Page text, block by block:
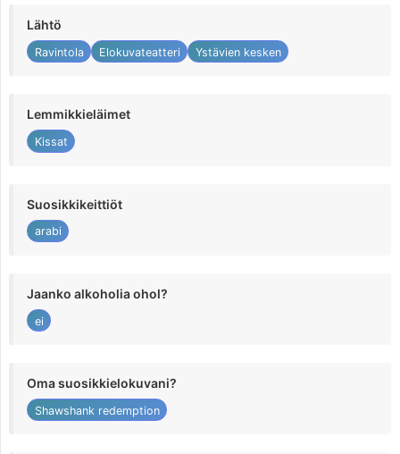
Lähtö
Ravintola Elokuvateatteri Ystävien kesken
Lemmikkieläimet
Kissat
Suosikkikeittiöt
arabi
Jaanko alkoholia ohol?
ei
Oma suosikkielokuvani?
Shawshank redemption